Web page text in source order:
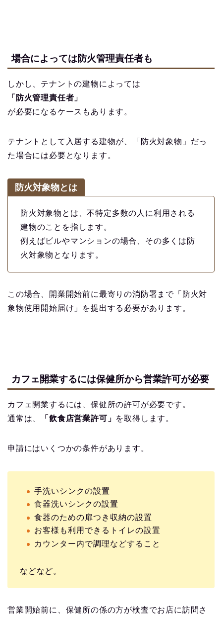
場合によっては防火管理責任者も
しかし、テナントの建物によっては
「防火管理責任者」
が必要になるケースもあります。
テナントとして入居する建物が、「防火対象物」だっ
た場合には必要となります。
防火対象物とは
防火対象物とは、不特定多数の人に利用される
建物のことを指します。
例えばビルやマンションの場合、その多くは防
火対象物となります。
この場合、開業開始前に最寄りの消防署まで「防火対
象物使用開始届け」を提出する必要があります。
カフェ開業するには保健所から営業許可が必要
カフェ開業するには、保健所の許可が必要です。
通常は、
「飲食店営業許可」 を取得します。
申請にはいくつかの条件があります。
手洗いシンクの設置
食器洗いシンクの設置
食器のための扉つき収納の設置
お客様も利用できるトイレの設置
カウンター内で調理などすること
などなど。
営業開始前に、保健所の係の方が検査でお店に訪問さ